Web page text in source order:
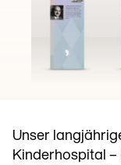
Unser
Kinderhospital –